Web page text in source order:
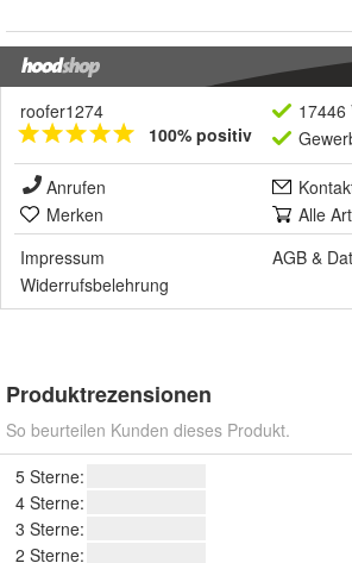
roofer1274
100% positiv
17446
Anrufen
Merken
Alle
Impressum
AGB &
Widerrufsbelehrung
Produktrezensionen
So beurteilen Kunden dieses Produkt.
5 Sterne:
4 Sterne:
3 Sterne:
2 Sterne: